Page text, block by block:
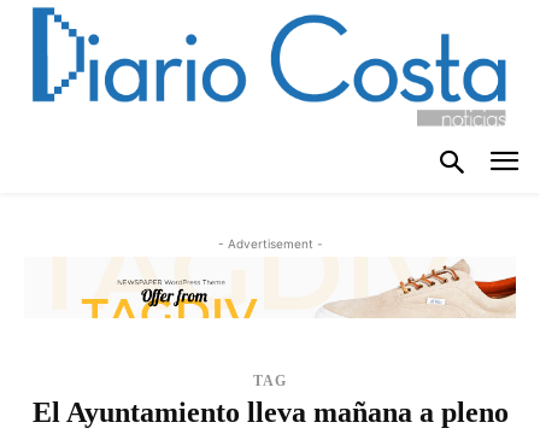
- Advertisement -
TAG
El Ayuntamiento lleva mañana a pleno